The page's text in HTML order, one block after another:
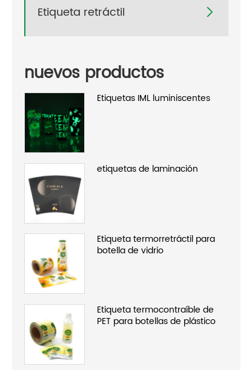
Etiqueta retráctil 
nuevos productos
Etiquetas IML luminiscentes
etiquetas de laminación
Etiqueta termorretráctil para
botella de vidrio
Etiqueta termocontraíble de
PET para botellas de plástico